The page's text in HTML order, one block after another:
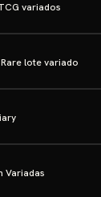
variados
lote variado
Variadas